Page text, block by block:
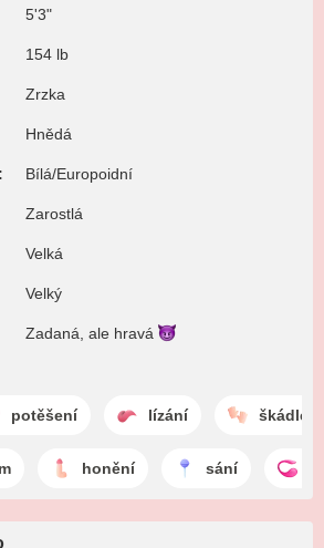
5'3"
154 lb
Zrzka
Hnědá
Bílá/Europoidní
Zarostlá
Velká
Velký
Zadaná, ale hravá
potěšení lízání škádlení
honění sání